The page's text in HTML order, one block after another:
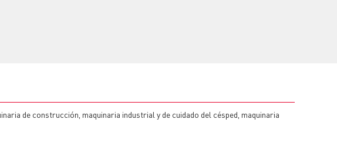
de construcción, maquinaria industrial y de cuidado del césped, maquinaria